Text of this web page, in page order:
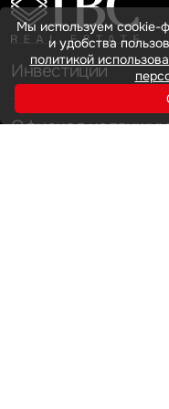
Инвестиции
Офисная
Мы используем cookie-
и удобства
политикой